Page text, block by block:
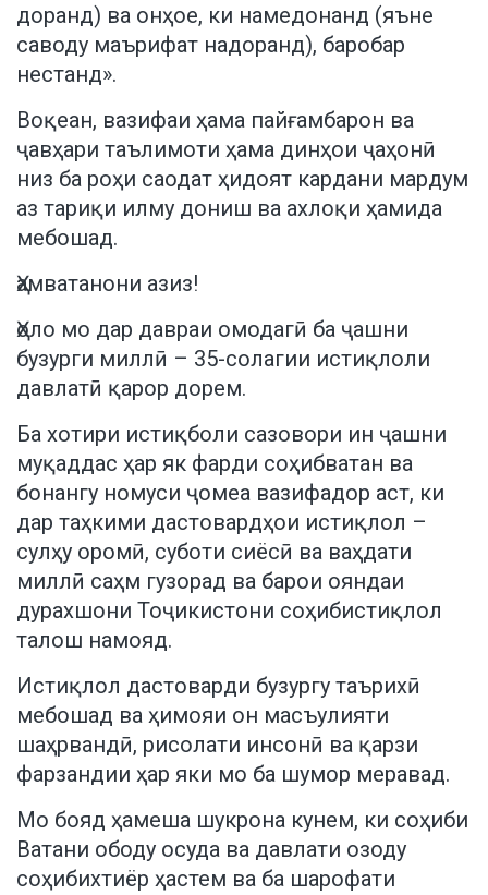
доранд) ва онҳое, ки намедонанд (яъне
саводу маърифат надоранд), баробар
нестанд».
Воқеан, вазифаи ҳама пайғамбарон ва
ҷавҳари таълимоти ҳама динҳои ҷаҳонӣ
низ ба роҳи саодат ҳидоят кардани мардум
аз тариқи илму дониш ва ахлоқи ҳамида
мебошад.
Ҳамватанони азиз!
Ҳоло мо дар давраи омодагӣ ба ҷашни
бузурги миллӣ – 35-солагии истиқлоли
давлатӣ қарор дорем.
Ба хотири истиқболи сазовори ин ҷашни
муқаддас ҳар як фарди соҳибватан ва
бонангу номуси ҷомеа вазифадор аст, ки
дар таҳкими дастовардҳои истиқлол –
сулҳу оромӣ, суботи сиёсӣ ва ваҳдати
миллӣ саҳм гузорад ва барои ояндаи
дурахшони Тоҷикистони соҳибистиқлол
талош намояд.
Истиқлол дастоварди бузургу таърихӣ
мебошад ва ҳимояи он масъулияти
шаҳрвандӣ, рисолати инсонӣ ва қарзи
фарзандии ҳар яки мо ба шумор меравад.
Мо бояд ҳамеша шукрона кунем, ки соҳиби
Ватани ободу осуда ва давлати озоду
соҳибихтиёр ҳастем ва ба шарофати